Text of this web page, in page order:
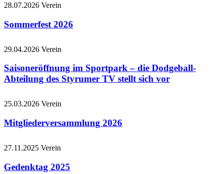
28.07.2026 Verein
Sommerfest 2026
29.04.2026 Verein
Saisoneröffnung im Sportpark – die Dodgeball-
Abteilung des Styrumer TV stellt sich vor
25.03.2026 Verein
Mitgliederversammlung 2026
27.11.2025 Verein
Gedenktag 2025